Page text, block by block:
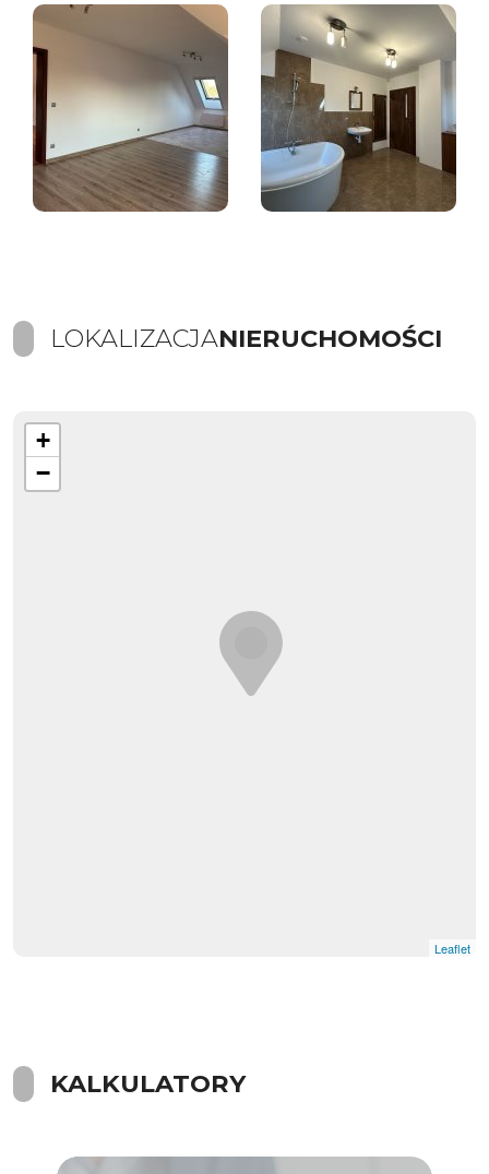
LOKALIZACJANIERUCHOMOŚCI
+
−
Leaflet
KALKULATORY